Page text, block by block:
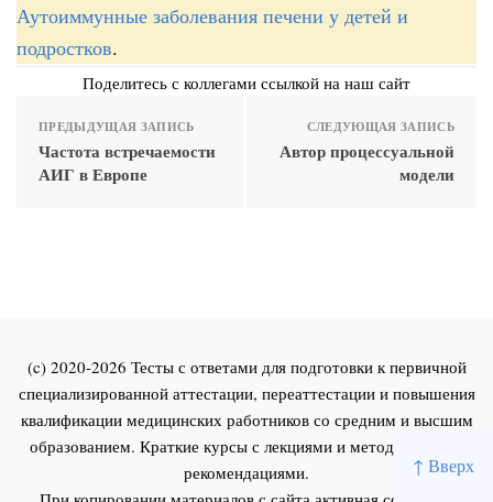
↑ Вверх
Аутоиммунные заболевания печени у детей и
подростков.
Поделитесь с коллегами ссылкой на наш сайт
ПРЕДЫДУЩАЯ ЗАПИСЬ
Частота встречаемости
АИГ в Европе
СЛЕДУЮЩАЯ ЗАПИСЬ
Автор процессуальной
модели
(c) 2020-2026 Тесты с ответами для подготовки к первичной
специализированной аттестации, переаттестации и повышения
квалификации медицинских работников со средним и высшим
образованием. Краткие курсы с лекциями и методическими
рекомендациями.